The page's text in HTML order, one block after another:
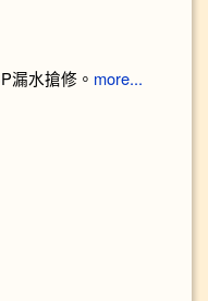
漏水搶修。 more...